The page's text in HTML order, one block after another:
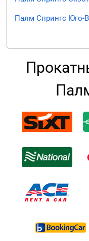
Палм Спрингс Юго-